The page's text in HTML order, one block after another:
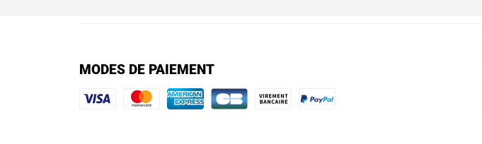
MODES DE PAIEMENT